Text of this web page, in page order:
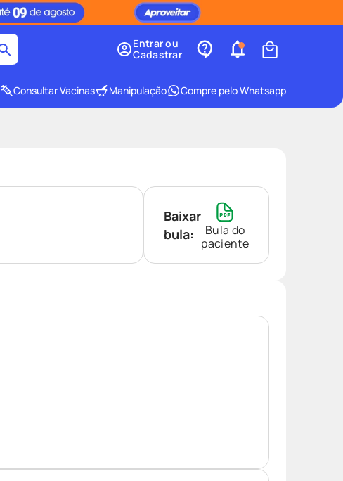
Entrar ou
Cadastrar
Consultar Vacinas Manipulação Compre pelo Whatsapp
Baixar
bula:
Bula do
paciente